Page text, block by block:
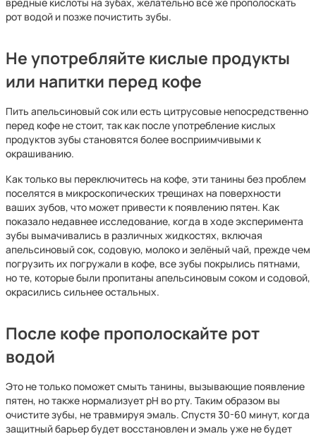
рот водой и позже почистить зубы.
Не употребляйте кислые продукты
или напитки перед кофе
Пить апельсиновый сок или есть цитрусовые непосредственно
перед кофе не стоит, так как после употребление кислых
продуктов зубы становятся более восприимчивыми к
окрашиванию.
Как только вы переключитесь на кофе, эти танины без проблем
поселятся в микроскопических трещинах на поверхности
ваших зубов, что может привести к появлению пятен. Как
показало недавнее исследование, когда в ходе эксперимента
зубы вымачивались в различных жидкостях, включая
апельсиновый сок, содовую, молоко и зелёный чай, прежде чем
погрузить их погружали в кофе, все зубы покрылись пятнами,
но те, которые были пропитаны апельсиновым соком и содовой,
окрасились сильнее остальных.
После кофе прополоскайте рот
водой
Это не только поможет смыть танины, вызывающие появление
пятен, но также нормализует pH во рту. Таким образом вы
очистите зубы, не травмируя эмаль. Спустя 30-60 минут, когда
защитный барьер будет восстановлен и эмаль уже не будет